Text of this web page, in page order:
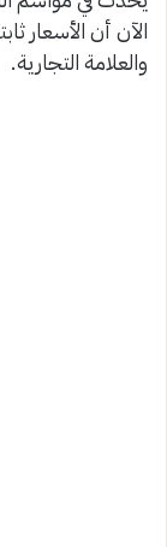
الآن أن الأسعار
والعلامة التجارية.